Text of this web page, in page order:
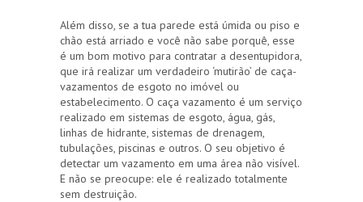
Além disso, se a tua parede está úmida ou piso e
chão está arriado e você não sabe porquê, esse
é um bom motivo para contratar a desentupidora,
que irá realizar um verdadeiro ‘mutirão’ de caça-
vazamentos de esgoto no imóvel ou
estabelecimento. O caça vazamento é um serviço
realizado em sistemas de esgoto, água, gás,
linhas de hidrante, sistemas de drenagem,
tubulações, piscinas e outros. O seu objetivo é
detectar um vazamento em uma área não visível.
E não se preocupe: ele é realizado totalmente
sem destruição.